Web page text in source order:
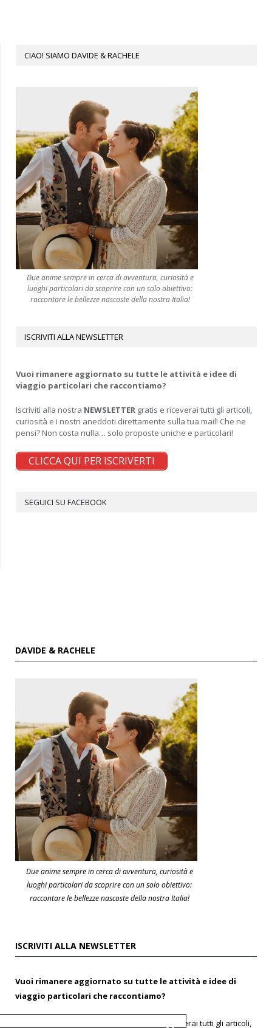
CIAO! SIAMO DAVIDE & RACHELE
Due anime sempre in cerca di avventura, curiosità e
luoghi particolari da scoprire con un solo obiettivo:
raccontare le bellezze nascoste della nostra Italia!
ISCRIVITI ALLA NEWSLETTER
Vuoi rimanere aggiornato su tutte le attività e idee di
viaggio particolari che raccontiamo?
Iscriviti alla nostra NEWSLETTER gratis e riceverai tutti gli articoli,
curiosità e i nostri aneddoti direttamente sulla tua mail! Che ne
pensi? Non costa nulla… solo proposte uniche e particolari!
CLICCA QUI PER ISCRIVERTI
SEGUICI SU FACEBOOK
DAVIDE & RACHELE
Due anime sempre in cerca di avventura, curiosità e
luoghi particolari da scoprire con un solo obiettivo:
raccontare le bellezze nascoste della nostra Italia!
ISCRIVITI ALLA NEWSLETTER
Vuoi rimanere aggiornato su tutte le attività e idee di
viaggio particolari che raccontiamo?
gratis e riceverai tutti gli articoli,